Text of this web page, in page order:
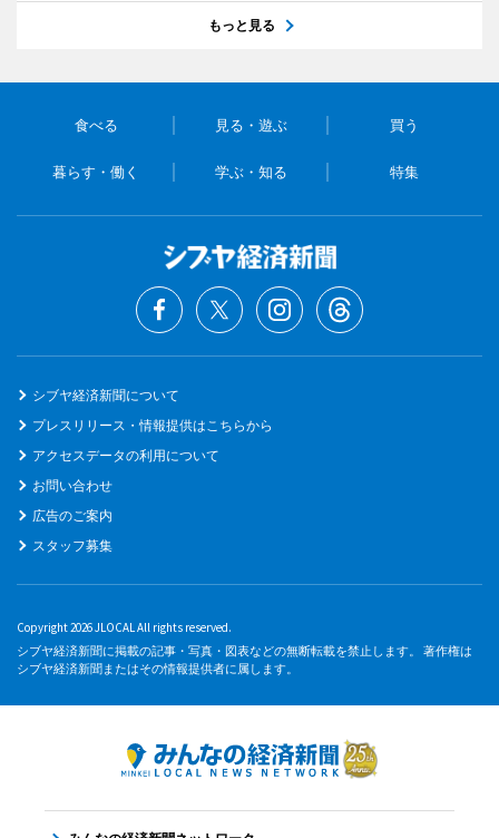
もっと見る
食べる 見る・遊ぶ 買う
暮らす・働く 学ぶ・知る 特集
シブヤ経済新聞について
プレスリリース・情報提供はこちらから
アクセスデータの利用について
お問い合わせ
広告のご案内
スタッフ募集
Copyright 2026 JLOCAL All rights reserved.
シブヤ経済新聞に掲載の記事・写真・図表などの無断転載を禁止します。 著作権は
シブヤ経済新聞またはその情報提供者に属します。